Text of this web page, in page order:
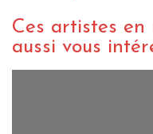
Ces artistes
aussi vous